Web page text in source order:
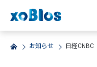
お知らせ 日経